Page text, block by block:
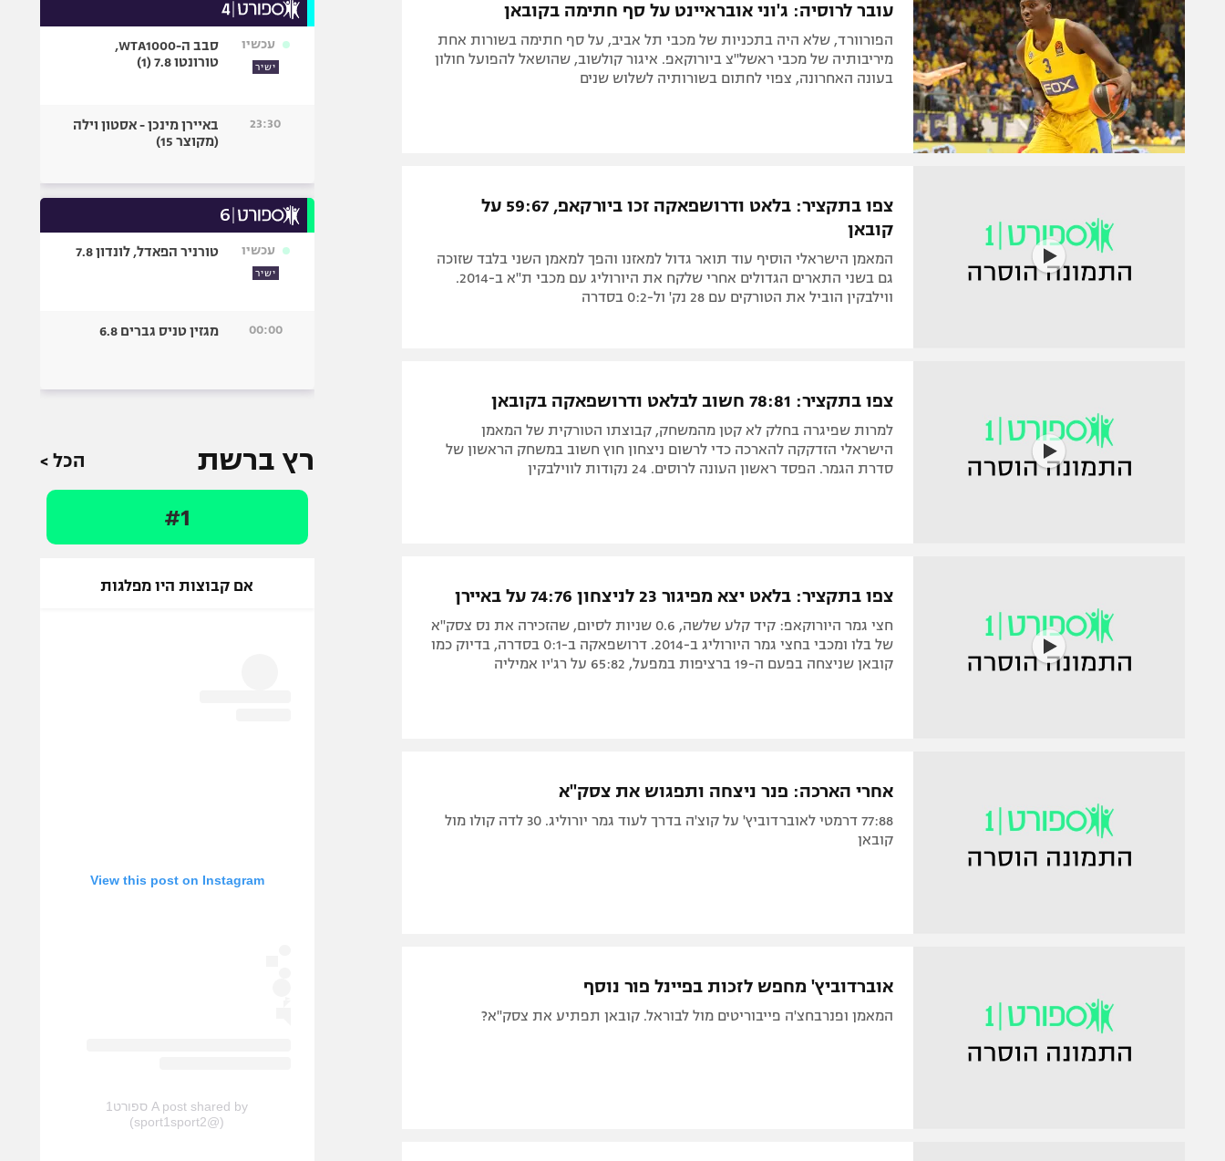
עובר לרוסיה: ג'וני אובראיינט על סף חתימה בקובאן
הפורוורד, שלא היה בתכניות של מכבי תל אביב, על סף חתימה בשורות אחת
מיריבותיה של מכבי ראשל"צ ביורוקאפ. איגור קולשוב, שהושאל להפועל חולון
בעונה האחרונה, צפוי לחתום בשורותיה לשלוש שנים
צפו בתקציר: בלאט ודרושפאקה זכו ביורקאפ, 59:67 על
קובאן
המאמן הישראלי הוסיף עוד תואר גדול למאזנו והפך למאמן השני בלבד שזוכה
גם בשני התארים הגדולים אחרי שלקח את היורוליג עם מכבי ת"א ב-2014.
ווילבקין הוביל את הטורקים עם 28 נק' ול-0:2 בסדרה
צפו בתקציר: 78:81 חשוב לבלאט ודרושפאקה בקובאן
למרות שפיגרה בחלק לא קטן מהמשחק, קבוצתו הטורקית של המאמן
הישראלי הזדקקה להארכה כדי לרשום ניצחון חוץ חשוב במשחק הראשון של
סדרת הגמר. הפסד ראשון העונה לרוסים. 24 נקודות לווילבקין
צפו בתקציר: בלאט יצא מפיגור 23 לניצחון 74:76 על באיירן
חצי גמר היורוקאפ: קיד קלע שלשה, 0.6 שניות לסיום, שהזכירה את נס צסק"א
של בלו ומכבי בחצי גמר היורוליג ב-2014. דרושפאקה ב-0:1 בסדרה, בדיוק כמו
קובאן שניצחה בפעם ה-19 ברציפות במפעל, 65:82 על רג'יו אמיליה
אחרי הארכה: פנר ניצחה ותפגוש את צסק"א
77:88 דרמטי לאוברדוביץ' על קוצ'ה בדרך לעוד גמר יורוליג. 30 לדה קולו מול
קובאן
אוברדוביץ' מחפש לזכות בפיינל פור נוסף
המאמן ופנרבחצ'ה פייבוריטים מול לבוראל. קובאן תפתיע את צסק"א?
עכשיו
ישיר
סבב ה-WTA1000,
טורונטו 7.8 (1)
23:30
באיירן מינכן - אסטון וילה
(מקוצר 15)
עכשיו
ישיר
טורניר הפאדל, לונדון 7.8
00:00 מגזין טניס גברים 6.8
רץ ברשת הכל >
#1
אם קבוצות היו מפלגות
View this post on Instagram
A post shared by ספורט1
(@sport1sport2)